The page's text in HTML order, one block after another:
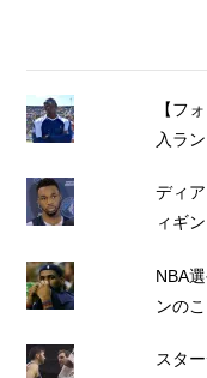
【フ
入ラ
ディ
ィギ
NBA
ンの
スタ